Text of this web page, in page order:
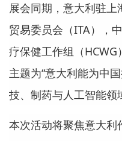
展会同期，意大利驻
贸易委员会（ITA），
疗保健工作组（HCWG
主题为“意大利能为中
技、制药与人工智能领
本次活动将聚焦意大利